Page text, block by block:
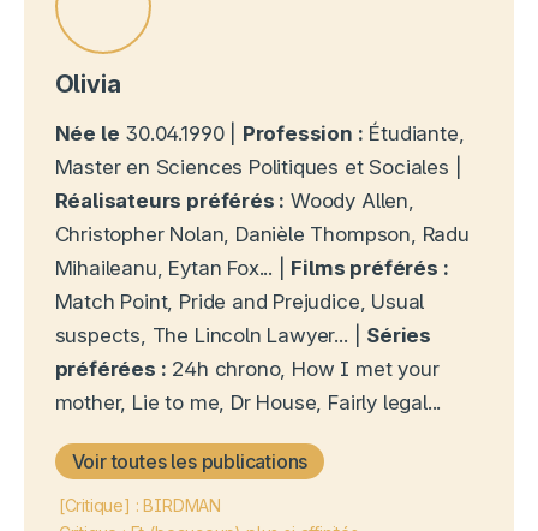
Olivia
Née le 30.04.1990 | Profession : Étudiante,
Master en Sciences Politiques et Sociales |
Réalisateurs préférés : Woody Allen,
Christopher Nolan, Danièle Thompson, Radu
Mihaileanu, Eytan Fox... | Films préférés :
Match Point, Pride and Prejudice, Usual
suspects, The Lincoln Lawyer... | Séries
préférées : 24h chrono, How I met your
mother, Lie to me, Dr House, Fairly legal...
Voir toutes les publications
[Critique] : BIRDMAN